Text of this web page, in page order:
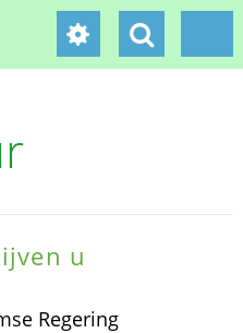
u
Regering